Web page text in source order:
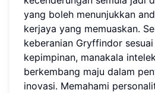
yang boleh menunjukkan
kerjaya yang memuaskan.
keberanian Gryffindor
kepimpinan, manakala
berkembang maju dalam
inovasi. Memahami